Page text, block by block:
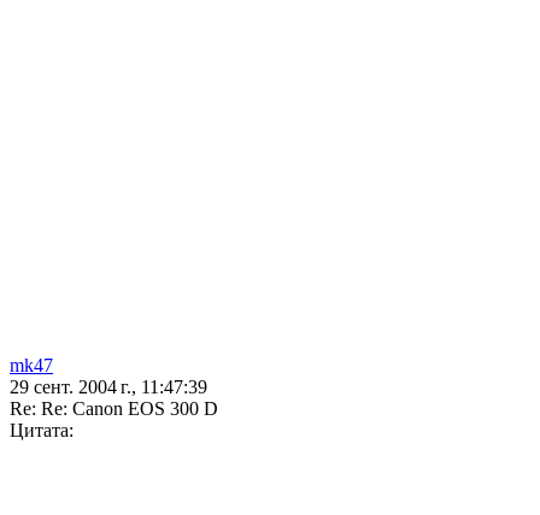
mk47
29 сент. 2004 г., 11:47:39
Re: Re: Canon EOS 300 D
Цитата: